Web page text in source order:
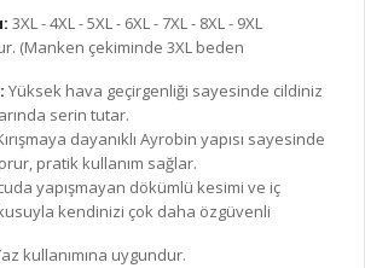
3XL - 4XL - 5XL - 6XL - 7XL - 8XL - 9XL
(Manken çekiminde 3XL beden
Yüksek hava geçirgenliği sayesinde cildiniz
serin tutar.
dayanıklı Ayrobin yapısı sayesinde
pratik kullanım sağlar.
yapışmayan dökümlü kesimi ve iç
kendinizi çok daha özgüvenli
kullanımına uygundur.